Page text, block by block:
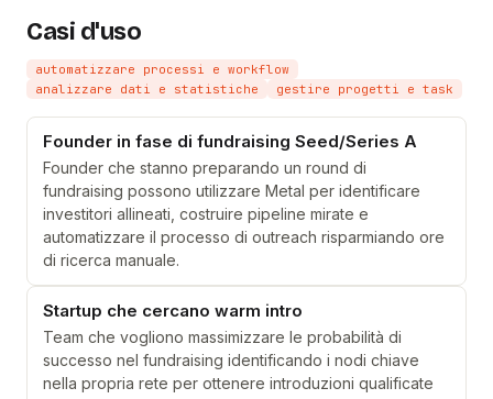
Casi d'uso
automatizzare processi e workflow
analizzare dati e statistiche
gestire progetti e task
Founder in fase di fundraising Seed/Series A
Founder che stanno preparando un round di
fundraising possono utilizzare Metal per identificare
investitori allineati, costruire pipeline mirate e
automatizzare il processo di outreach risparmiando ore
di ricerca manuale.
Startup che cercano warm intro
Team che vogliono massimizzare le probabilità di
successo nel fundraising identificando i nodi chiave
nella propria rete per ottenere introduzioni qualificate